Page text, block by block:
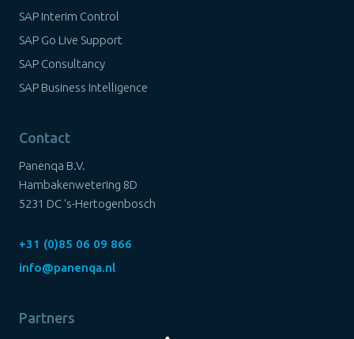
SAP Interim Control
SAP Go Live Support
SAP Consultancy
SAP Business Intelligence
Contact
Panenqa B.V.
Hambakenwetering 8D
5231 DC ‘s-Hertogenbosch
+31 (0)85 06 09 866
info@panenqa.nl
Partners